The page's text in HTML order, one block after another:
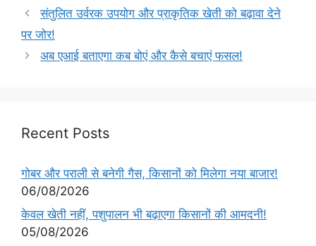
संतुलित उर्वरक उपयोग और प्राकृतिक खेती को बढ़ावा देने
पर जोर!
अब एआई बताएगा कब बोएं और कैसे बचाएं फसल!
Recent Posts
गोबर और पराली से बनेगी गैस, किसानों को मिलेगा नया बाजार!
06/08/2026
केवल खेती नहीं, पशुपालन भी बढ़ाएगा किसानों की आमदनी!
05/08/2026